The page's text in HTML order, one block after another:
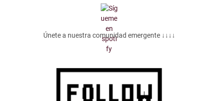
Únete a nuestra comunidad emergente ↓↓↓↓